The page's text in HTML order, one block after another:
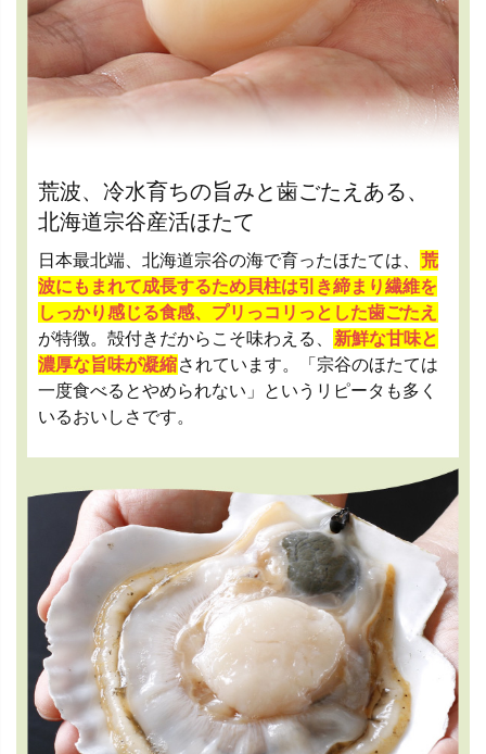
荒波、冷水育ちの旨みと歯ごたえある、
北海道宗谷産活ほたて
日本最北端、北海道宗谷の海で育ったほたては、 荒
波にもまれて成長するため貝柱は引き締まり繊維を
しっかり感じる食感、プリっコリっとした歯ごたえ
が特徴。殻付きだからこそ味わえる、
新鮮な甘味と
濃厚な旨味が凝縮されています。「宗谷のほたては
一度食べるとやめられない」というリピータも多く
いるおいしさです。